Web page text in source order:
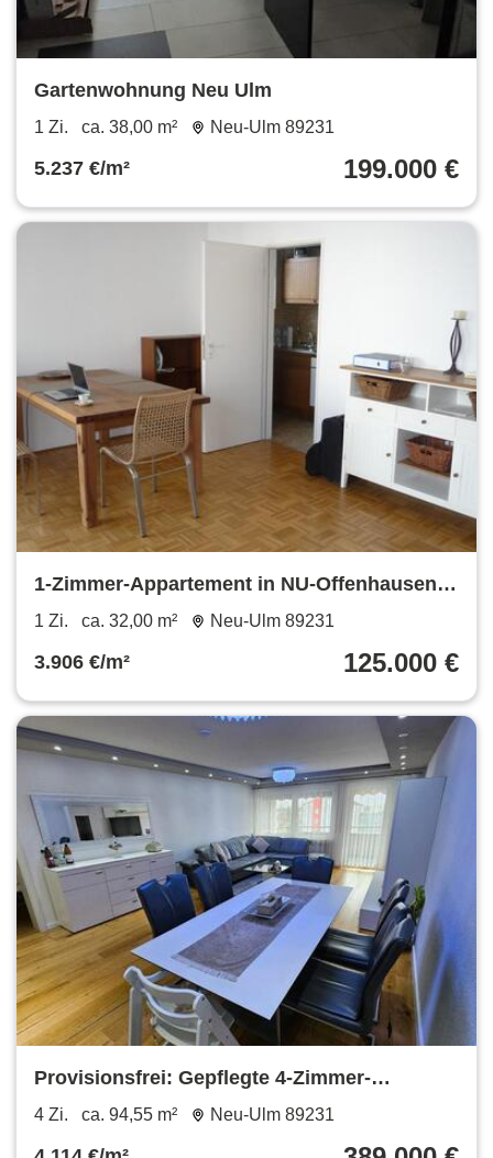
Gartenwohnung Neu Ulm
1 Zi. ca. 38,00 m² Neu-Ulm 89231
5.237 €/m² 199.000 €
1-Zimmer-Appartement in NU-Offenhausen
zu verkaufen
1 Zi. ca. 32,00 m² Neu-Ulm 89231
3.906 €/m² 125.000 €
Provisionsfrei: Gepflegte 4-Zimmer-
Wohnung in Ludwigsfeld
4 Zi. ca. 94,55 m² Neu-Ulm 89231